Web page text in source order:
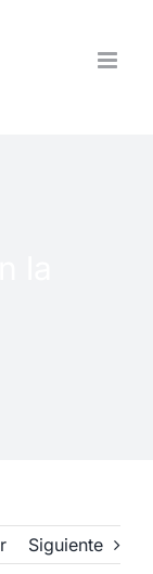
Siguiente